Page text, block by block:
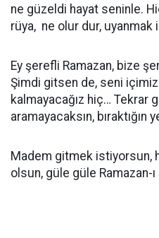
ne güzeldi hayat seninle.
rüya, ne olur dur, uyanmak
Ey şerefli Ramazan, bize
Şimdi gitsen de, seni
kalmayacağız hiç… Tekrar
aramayacaksın, bıraktığın
Madem gitmek istiyorsun,
olsun, güle güle Ramazan-ı